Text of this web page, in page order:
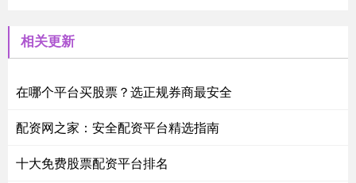
相关更新
在哪个平台买股票？选正规券商最安全
配资网之家：安全配资平台精选指南
十大免费股票配资平台排名